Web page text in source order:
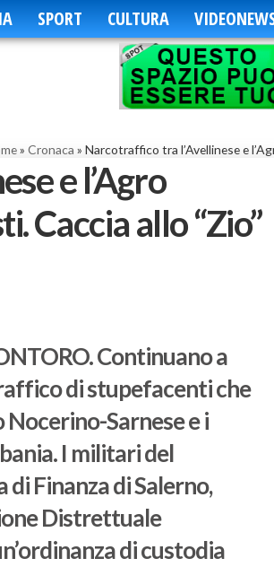
SPORT CULTURA
» Cronaca » Narcotraffico tra l’Avellinese e
e l’Agro
Caccia allo “Zio”
Continuano a
di stupefacenti che
Nocerino-Sarnese e i
I militari del
Finanza di Salerno,
Distrettuale
di custodia